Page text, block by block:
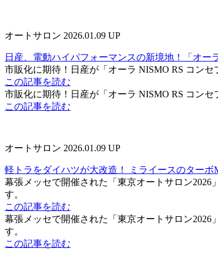
オートサロン 2026.01.09 UP
日産、電動ハイパフォーマンスの新境地！「オー
市販化に期待！日産が「オーラ NISMO RS コンセ
この記事を読む
市販化に期待！日産が「オーラ NISMO RS コンセ
この記事を読む
オートサロン 2026.01.09 UP
軽トラをダイハツが大改造！ ミライースのターボ
幕張メッセで開催された「東京オートサロン
す。
この記事を読む
幕張メッセで開催された「東京オートサロン
す。
この記事を読む